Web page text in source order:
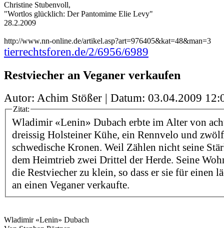
Christine Stubenvoll,
"Wortlos glücklich: Der Pantomime Elie Levy"
28.2.2009
http://www.nn-online.de/artikel.asp?art=976405&kat=48&man=3
tierrechtsforen.de/2/6956/6989
Restviecher an Veganer verkaufen
Autor: Achim Stößer | Datum: 03.04.2009
Zitat:
Wladimir «Lenin» Dubach erbte im Alter von
dreissig Holsteiner Kühe, ein Rennvelo und
schwedische Kronen. Weil Zählen nicht seine
dem Heimtrieb zwei Drittel der Herde. Seine
die Restviecher zu klein, so dass er sie für einen
an einen Veganer verkaufte.
Wladimir «Lenin» Dubach